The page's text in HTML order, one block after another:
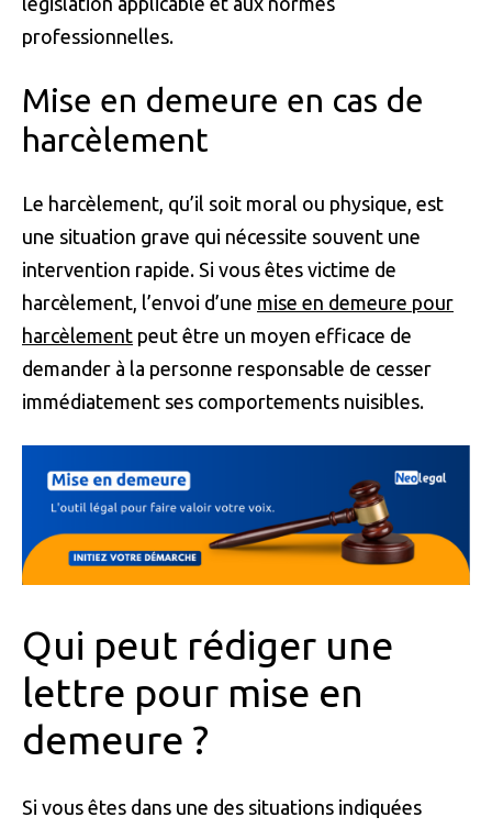
professionnelles.
Mise en demeure en cas de
harcèlement
Le harcèlement, qu’il soit moral ou physique, est
une situation grave qui nécessite souvent une
intervention rapide. Si vous êtes victime de
harcèlement, l’envoi d’une mise en demeure pour
harcèlement peut être un moyen efficace de
demander à la personne responsable de cesser
immédiatement ses comportements nuisibles.
Qui peut rédiger une
lettre pour mise en
demeure ?
Si vous êtes dans une des situations indiquées